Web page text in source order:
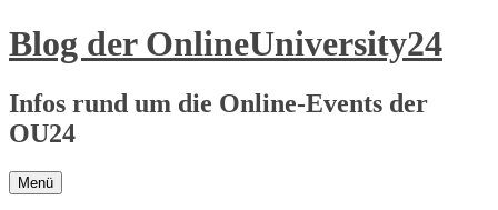
Zum
Inhalt
Blog der OnlineUniversity24
Infos rund um die Online-Events der
OU24
Menü